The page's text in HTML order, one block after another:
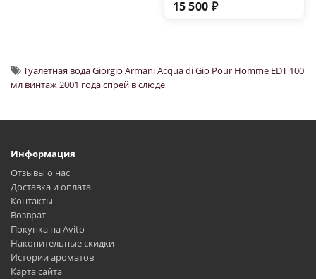
15 500 ₽
Туалетная вода Giorgio Armani Acqua di Gio Pour Homme EDT 100
мл винтаж 2001 года спрей в слюде
Информация
Отзывы о нас
Доставка и оплата
Контакты
Возврат
Покупка на Avito
Накопительные скидки
Истории ароматов
Карта сайта